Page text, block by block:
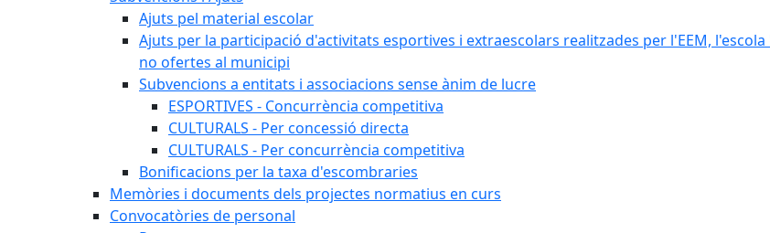
Ajuts pel material escolar
Ajuts per la participació d'activitats esportives i extraescolars realitzades per l'EEM,
no ofertes al municipi
Subvencions a entitats i associacions sense ànim de lucre
ESPORTIVES - Concurrència competitiva
CULTURALS - Per concessió directa
CULTURALS - Per concurrència competitiva
Bonificacions per la taxa d'escombraries
Memòries i documents dels projectes normatius en curs
Convocatòries de personal